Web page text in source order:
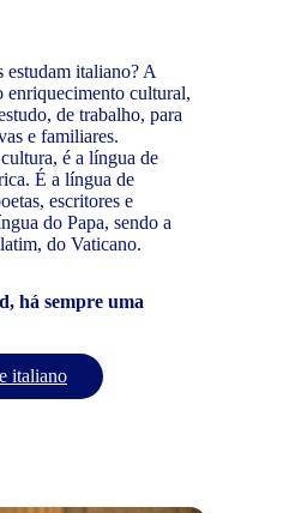
estudam italiano? A
enriquecimento cultural,
de trabalho, para
e familiares.
é a língua de
É a língua de
escritores e
do Papa, sendo a
do Vaticano.
há sempre uma
italiano